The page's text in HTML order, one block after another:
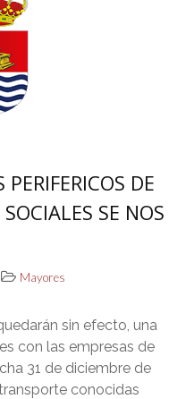
PERIFERICOS DE
SE NOS
Mayores
sin efecto, una
con las empresas de
31 de diciembre de
conocidas